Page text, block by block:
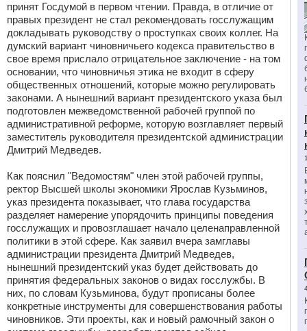
принят Госдумой в первом чтении. Правда, в отличие от
правых президент не стал рекомендовать госслужащим
докладывать руководству о проступках своих коллег. На
думский вариант чиновничьего кодекса правительство в
свое время прислало отрицательное заключение - на том
основании, что чиновничья этика не входит в сферу
общественных отношений, которые можно регулировать
законами. А нынешний вариант президентского указа был
подготовлен межведомственной рабочей группой по
административной реформе, которую возглавляет первый
заместитель руководителя президентской администрации
Дмитрий Медведев.
Как пояснил "Ведомостям" член этой рабочей группы,
ректор Высшей школы экономики Ярослав Кузьминов,
указ президента показывает, что глава государства
разделяет намерение упорядочить принципы поведения
госслужащих и провозглашает начало целенаправленной
политики в этой сфере. Как заявил вчера замглавы
администрации президента Дмитрий Медведев,
нынешний президентский указ будет действовать до
принятия федеральных законов о видах госслужбы. В
них, по словам Кузьминова, будут прописаны более
конкретные инструменты для совершенствования работы
чиновников. Эти проекты, как и новый рамочный закон о